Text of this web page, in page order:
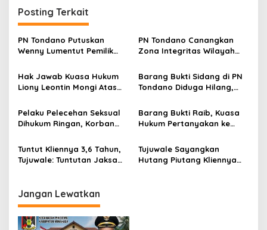
g
a
s
i
p
o
s
Posting Terkait
PN Tondano Putuskan
Wenny Lumentut Pemilik
Kelurahan Talete ll
PN Tondano Canangkan
Zona Integritas Wilayah
Hak Jawab Kuasa Hukum
Liony Leontin Mongi Atas
Kuasa Hukum Pertanyakan
ke Majelis Hakim PN
Barang Bukti Sidang di PN
Tondano Diduga Hilang,
Laporan ke Polda Sulut
Pelaku Pelecehan Seksual
Dihukum Ringan, Korban
Barang Bukti Raib, Kuasa
Hukum Pertanyakan ke
Tuntut Kliennya 3,6 Tahun,
Tujuwale: Tuntutan Jaksa
Tujuwale Sayangkan
Hutang Piutang Kliennya
Jangan Lewatkan